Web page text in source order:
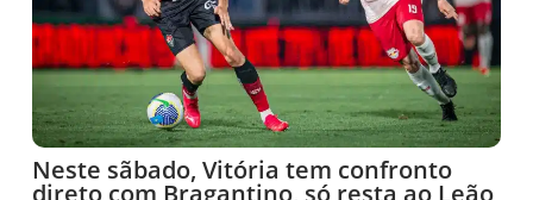
Neste sãbado, Vitória tem confronto
direto com Bragantino, só resta ao Leão